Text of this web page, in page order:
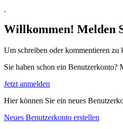
Willkommen! Melden
Um schreiben oder kommentieren
Sie haben schon ein Benutzerkonto?
Jetzt anmelden
Hier können Sie ein neues
Neues Benutzerkonto erstellen